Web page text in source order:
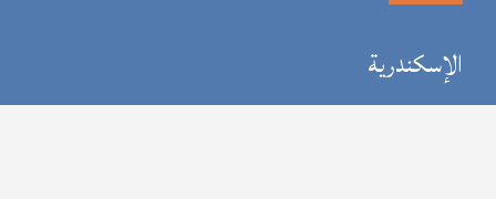
الإسكندرية